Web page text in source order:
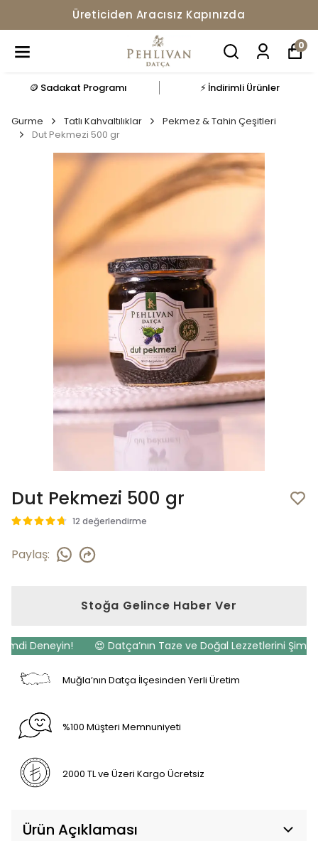
Üreticiden Aracısız Kapınızda
0
🪙 Sadakat Programı ⚡ İndirimli Ürünler
Gurme Tatlı Kahvaltılıklar
Pekmez & Tahin Çeşitleri
Dut Pekmezi 500 gr
Dut Pekmezi 500 gr
12 değerlendirme
Paylaş:
Stoğa Gelince Haber Ver
Deneyin! 😍 Datça’nın Taze ve Doğal Lezzetlerini Şimdi
Muğla’nın Datça İlçesinden Yerli Üretim
%100 Müşteri Memnuniyeti
2000 TL ve Üzeri Kargo Ücretsiz
Ürün Açıklaması